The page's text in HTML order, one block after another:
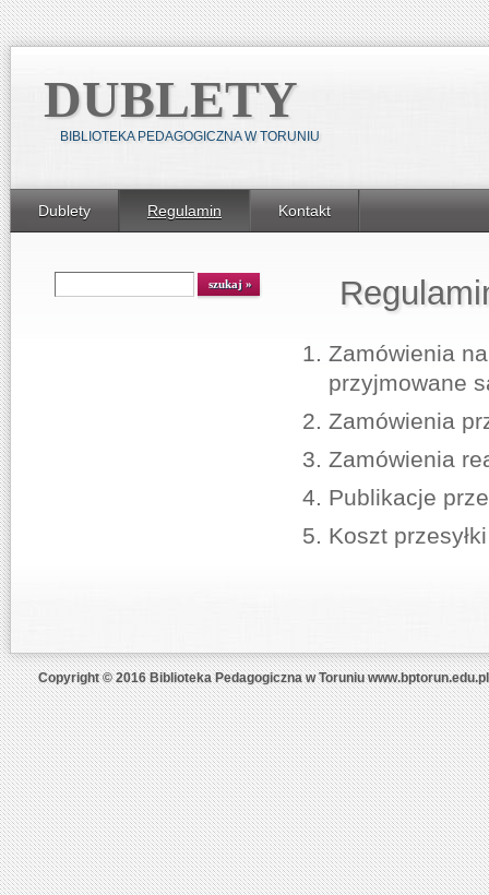
DUBLETY
BIBLIOTEKA PEDAGOGICZNA W TORUNIU
Dublety Regulamin Kontakt
Zamówienia
przyjmowane
Zamówienia
Zamówienia
Publikacje
Koszt
Copyright © 2016 Biblioteka Pedagogiczna w Toruniu www.bptorun.edu.pl